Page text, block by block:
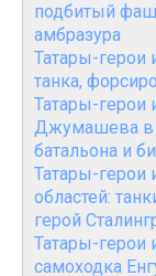
подбитый
амбразура
Татары-герои
танка,
Татары-герои
Джумашева в
батальона и
Татары-герои
областей:
герой
Татары-герои
самоходка